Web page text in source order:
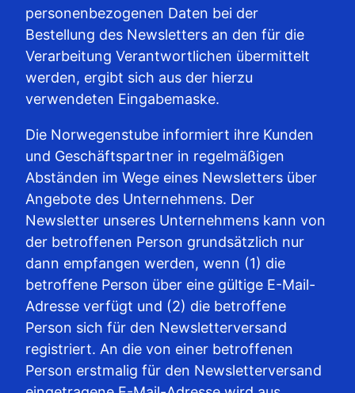
personenbezogenen Daten bei der
Bestellung des Newsletters an den für die
Verarbeitung Verantwortlichen übermittelt
werden, ergibt sich aus der hierzu
verwendeten Eingabemaske.
Die Norwegenstube informiert ihre Kunden
und Geschäftspartner in regelmäßigen
Abständen im Wege eines Newsletters über
Angebote des Unternehmens. Der
Newsletter unseres Unternehmens kann von
der betroffenen Person grundsätzlich nur
dann empfangen werden, wenn (1) die
betroffene Person über eine gültige E-Mail-
Adresse verfügt und (2) die betroffene
Person sich für den Newsletterversand
registriert. An die von einer betroffenen
Person erstmalig für den Newsletterversand